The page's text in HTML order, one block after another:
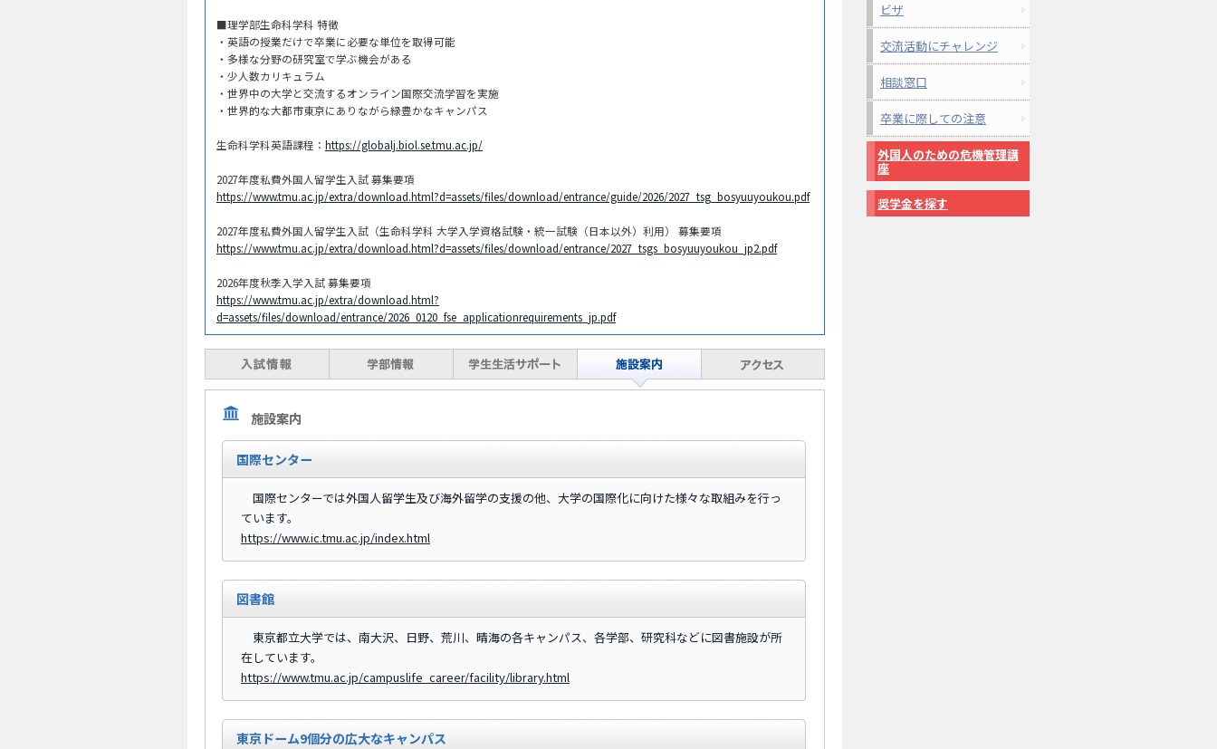
■理学部生命科学科 特徴
・英語の授業だけで卒業に必要な単位を取得可能
・多様な分野の研究室で学ぶ機会がある
・少人数カリキュラム
・世界中の大学と交流するオンライン国際交流学習を実施
・世界的な大都市東京にありながら緑豊かなキャンパス
生命科学科英語課程： https://globalj.biol.se.tmu.ac.jp/
2027年度私費外国人留学生入試 募集要項
https://www.tmu.ac.jp/extra/download.html?d=assets/files/download/entrance/guide/2026/2027_tsg_bosyuuyoukou.pdf
2027年度私費外国人留学生入試（生命科学科 大学入学資格試験・統一試験（日本以外）利用） 募集要項
https://www.tmu.ac.jp/extra/download.html?d=assets/files/download/entrance/2027_tsgs_bosyuuyoukou_jp2.pdf
2026年度秋季入学入試 募集要項
https://www.tmu.ac.jp/extra/download.html?
d=assets/files/download/entrance/2026_0120_fse_applicationrequirements_jp.pdf
施設案内
国際センター
国際センターでは外国人留学生及び海外留学の支援の他、大学の国際化に向けた様々な取組みを行っ
ています。
https://www.ic.tmu.ac.jp/index.html
図書館
東京都立大学では、南大沢、日野、荒川、晴海の各キャンパス、各学部、研究科などに図書施設が所
在しています。
https://www.tmu.ac.jp/campuslife_career/facility/library.html
東京ドーム9個分の広大なキャンパス
ビザ
交流活動にチャレンジ
相談窓口
卒業に際しての注意
外国人のための危機管理講
座
奨学金を探す